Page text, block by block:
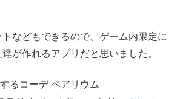
などもできるので、ゲーム内限定に
が作れるアプリだと思いました。
るコーデ ペアリウム